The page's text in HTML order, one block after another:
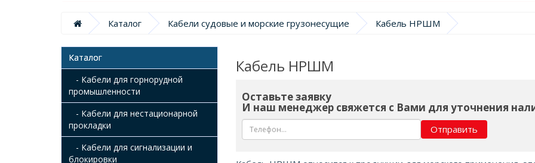
Каталог Кабели судовые и морские грузонесущие Кабель НРШМ
Каталог
- Кабели для горнорудной
промышленности
- Кабели для нестационарной
прокладки
- Кабели для сигнализации и
блокировки
Кабель НРШМ
Оставьте заявку
И наш менеджер свяжется с Вами для уточнения
Отправить